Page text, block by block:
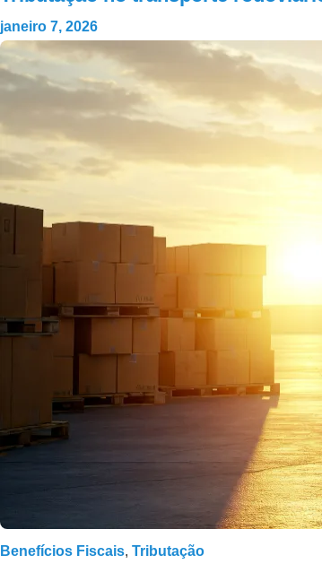
janeiro 7, 2026
Benefícios Fiscais, Tributação